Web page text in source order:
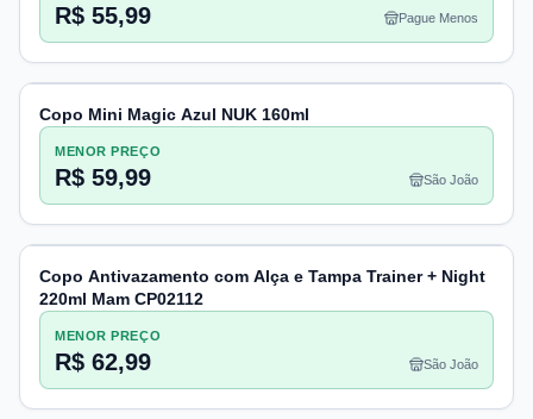
R$ 55,99 Pague Menos
Copo Mini Magic Azul NUK 160ml
MENOR PREÇO
R$ 59,99 São João
Copo Antivazamento com Alça e Tampa Trainer + Night
220ml Mam CP02112
MENOR PREÇO
R$ 62,99 São João